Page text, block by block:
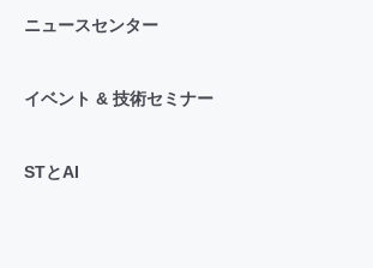
ニュースセンター
イベント & 技術セミナー
STとAI